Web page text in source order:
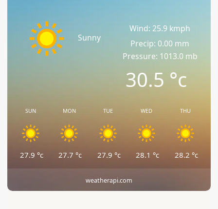
Sunny
Wind: 25.9 kmph
Precip: 0.00 mm
Pressure: 1013.0 mb
30.5°c
SUN
27.9 °c
MON
27.7 °c
TUE
27.9 °c
WED
28.1 °c
THU
28.2 °c
weatherapi.com